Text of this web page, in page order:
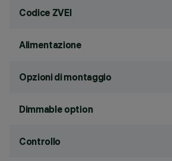
Codice ZVEI
Alimentazione
Opzioni di montaggio
Dimmable option
Controllo